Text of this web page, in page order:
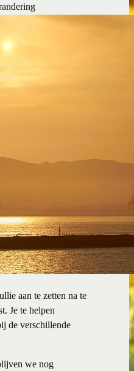
aan te zetten na te
Je te helpen
de verschillende
we nog